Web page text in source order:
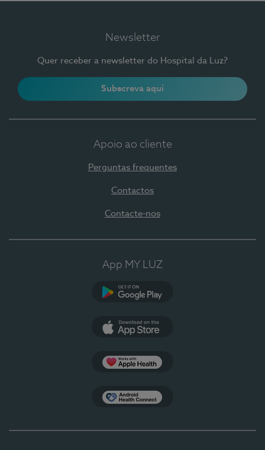
Newsletter
Quer receber a newsletter do Hospital da Luz?
Subscreva aqui
Apoio ao cliente
Perguntas frequentes
Contactos
Contacte-nos
App MY LUZ